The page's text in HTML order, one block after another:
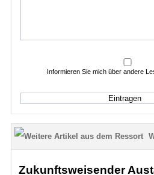
Informieren Sie mich über andere
Zukunftsweisender